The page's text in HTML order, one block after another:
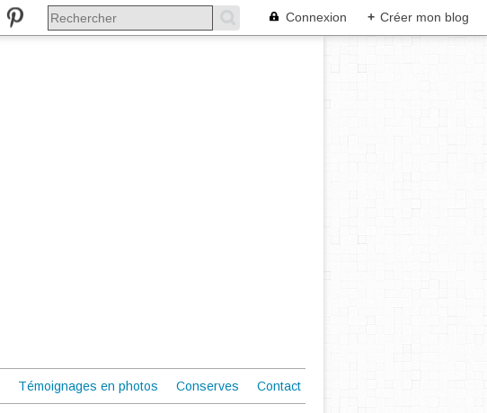
Connexion + Créer mon blog
Témoignages en photos Conserves Contact